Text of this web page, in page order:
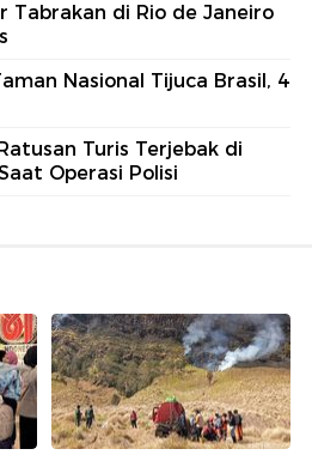
Tabrakan di Rio de Janeiro
Nasional Tijuca Brasil, 4
Turis Terjebak di
Operasi Polisi